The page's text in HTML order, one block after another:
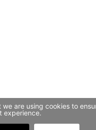
are using cookies to
experience.